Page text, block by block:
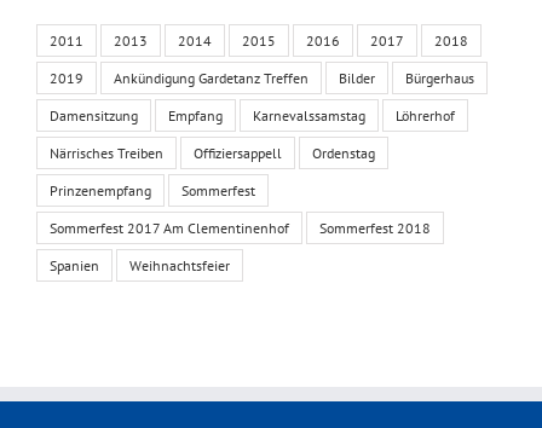
2011 2013 2014 2015 2016 2017 2018
2019 Ankündigung Gardetanz Treffen Bilder Bürgerhaus
Damensitzung Empfang Karnevalssamstag Löhrerhof
Närrisches Treiben Offiziersappell Ordenstag
Prinzenempfang Sommerfest
Sommerfest 2017 Am Clementinenhof Sommerfest 2018
Spanien Weihnachtsfeier